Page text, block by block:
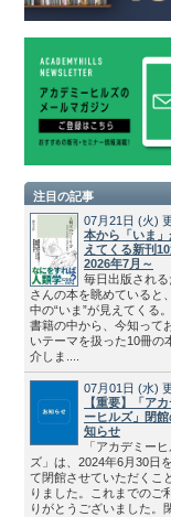
注目の記事
07月21日 (火)
本から「いま」
えてくる新刊10
2026年7月～
毎日出版される
さんの本を眺めていると
中の“いま”が見えてくる
書籍の中から、今知って
いテーマを扱った10冊の
介しま....
07月01日 (水)
【重要】「アカ
ーヒルズ」閉
知らせ
「アカデミー
ズ」は、2024年6月30日
て閉館させていただくこ
りました。これまでのご
りがとうございました。